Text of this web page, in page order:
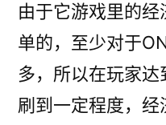
由于它游戏里的
单的，至少对于
多，所以在玩家
刷到一定程度，